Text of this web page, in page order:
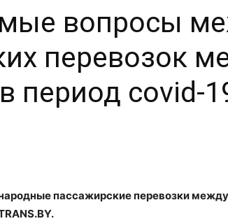
вопросы
перевозок
период covid-
пассажирские перевозки
BY.